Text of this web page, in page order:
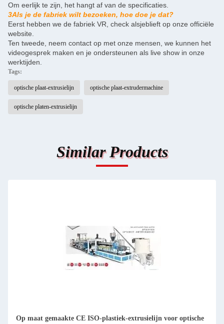
Om eerlijk te zijn, het hangt af van de specificaties.
3Als je de fabriek wilt bezoeken, hoe doe je dat?
Eerst hebben we de fabriek VR, check alsjeblieft op onze officiële
website.
Ten tweede, neem contact op met onze mensen, we kunnen het
videogesprek maken en je ondersteunen als live show in onze
werktijden.
Tags:
optische plaat-extrusielijn optische plaat-extrudermachine
optische platen-extrusielijn
Similar Products
Op maat gemaakte CE ISO-plastiek-extrusielijn voor optische